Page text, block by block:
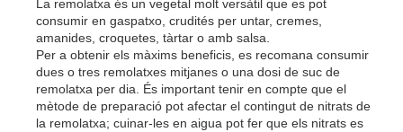
La remolatxa és un vegetal molt versàtil que es pot
consumir en gaspatxo, crudités per untar, cremes,
amanides, croquetes, tàrtar o amb salsa.
Per a obtenir els màxims beneficis, es recomana consumir
dues o tres remolatxes mitjanes o una dosi de suc de
remolatxa per dia. És important tenir en compte que el
mètode de preparació pot afectar el contingut de nitrats de
la remolatxa; cuinar-les en aigua pot fer que els nitrats es